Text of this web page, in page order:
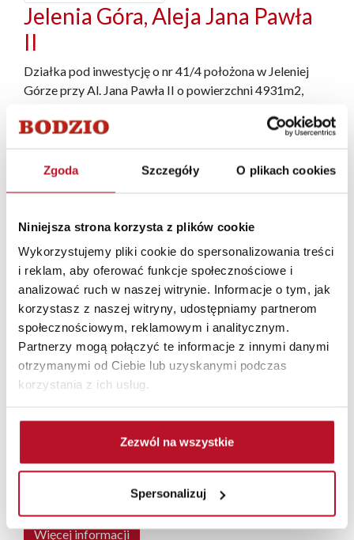
Zgoda Szczegóły O plikach cookies
Niniejsza strona korzysta z plików cookie
Wykorzystujemy pliki cookie do spersonalizowania treści
i reklam, aby oferować funkcje społecznościowe i
analizować ruch w naszej witrynie. Informacje o tym, jak
korzystasz z naszej witryny, udostępniamy partnerom
społecznościowym, reklamowym i analitycznym.
Partnerzy mogą połączyć te informacje z innymi danymi
otrzymanymi od Ciebie lub uzyskanymi podczas
korzystania z ich usług.
Zezwól na wszystkie
Spersonalizuj
Jelenia Góra, Aleja Jana Pawła
II
Działka pod inwestycję o nr 41/4 położona w Jeleniej
Górze przy Al. Jana Pawła II o powierzchni 4931m2,
Grunwaldzkiej przez wjazd do salonu meblowego
Działka objęta miejscowym planem zagospodarowania
przestrzennego – 7U zabudowa usługowa (uchwała nr
Dolnośląskiego z dnia 13 maja 2015r poz. 2233).
Na terenie nieruchomości w cenie znajduję się parking o
pow. ok 880m2.
Cena 3 850 000 zł netto + VAT (słownie: trzy miliony
osiemset pięćdziesiąt tysięcy złotych netto + VAT) .
Więcej informacji udzielą Państwu pracownicy Działu
Nieruchomości Fabryki Mebli BODZIO pod numerem
godzinach 7:00 - 15:00.
3 850 000 PLN 4 931 m 781 PLN/m
DZIAŁKA POD INWESTYCJĘ
Więcej informacji